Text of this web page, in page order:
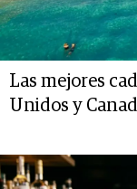
Las mejores
Unidos y